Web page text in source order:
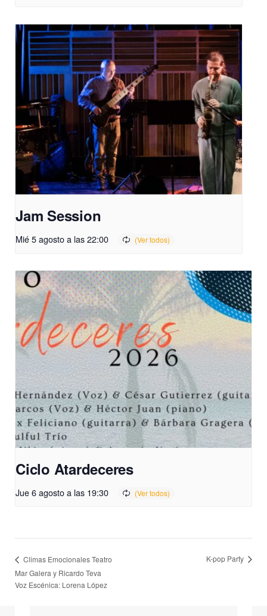
Jam Session
Mié 5 agosto a las 22:00
Ciclo Atardeceres
Jue 6 agosto a las 19:30
Climas Emocionales Teatro
Mar Galera y Ricardo Teva
Voz Escénica: Lorena López
K-pop Party